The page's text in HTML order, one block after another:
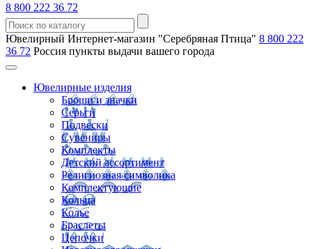
8 800 222 36 72
Ювелирный Интернет-магазин "Серебряная Птица" 8 800 222
36 72 Россия пункты выдачи вашего города
Ювелирные изделия
Броши и значки
Серьги
Подвески
Сувениры
Комплекты
Детский ассортимент
Религиозная символика
Комплектующие
Кольца
Колье
Браслеты
Цепочки